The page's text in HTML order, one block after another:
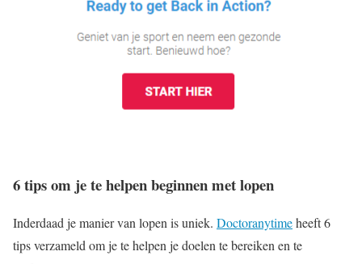
6 tips om je te helpen beginnen met lopen
Inderdaad je manier van lopen is uniek. Doctoranytimeheeft 6
tips verzameld om je te helpen je doelen te bereiken en te